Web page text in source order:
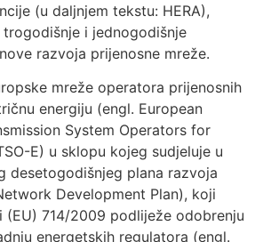
(u daljnjem tekstu: HERA),
i jednogodišnje
razvoja prijenosne mreže.
mreže operatora prijenosnih
energiju (engl. European
System Operators for
E) u sklopu kojeg sudjeluje u
desetogodišnjeg plana razvoja
Development Plan), koji
(EU) 714/2009 podliježe odobrenju
energetskih regulatora (engl.